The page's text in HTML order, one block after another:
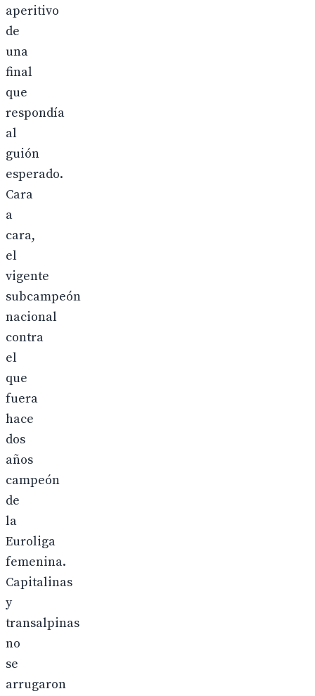
aperitivo
de
una
final
que
respondía
al
guión
esperado.
Cara
a
cara,
el
vigente
subcampeón
nacional
contra
el
que
fuera
hace
dos
años
campeón
de
la
Euroliga
femenina.
Capitalinas
y
transalpinas
no
se
arrugaron